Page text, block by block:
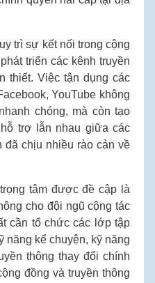
trì sự kết nối trong cộng
triển các kênh truyền
thiết. Việc tận dụng các
YouTube không
chóng, mà còn tạo
trợ lẫn nhau giữa các
chịu nhiều rào cản về
tâm được đề cập là
cho đội ngũ cộng tác
cần tổ chức các lớp tập
năng kể chuyện, kỹ năng
thông thay đổi chính
đồng và truyền thông